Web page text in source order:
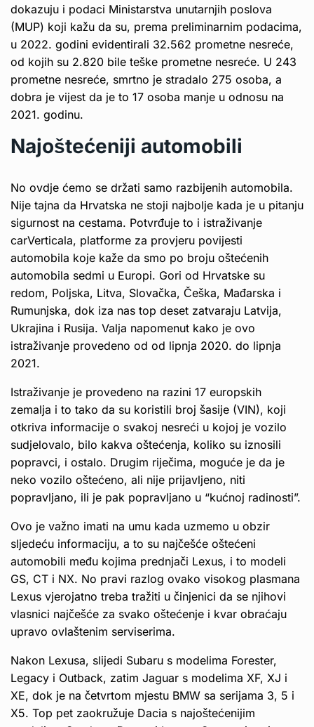
dokazuju i podaci Ministarstva unutarnjih poslova
(MUP) koji kažu da su, prema preliminarnim podacima,
u 2022. godini evidentirali 32.562 prometne nesreće,
od kojih su 2.820 bile teške prometne nesreće. U 243
prometne nesreće, smrtno je stradalo 275 osoba, a
dobra je vijest da je to 17 osoba manje u odnosu na
2021. godinu.
Najoštećeniji automobili
No ovdje ćemo se držati samo razbijenih automobila.
Nije tajna da Hrvatska ne stoji najbolje kada je u pitanju
sigurnost na cestama. Potvrđuje to i istraživanje
carVerticala, platforme za provjeru povijesti
automobila koje kaže da smo po broju oštećenih
automobila sedmi u Europi. Gori od Hrvatske su
redom, Poljska, Litva, Slovačka, Češka, Mađarska i
Rumunjska, dok iza nas top deset zatvaraju Latvija,
Ukrajina i Rusija. Valja napomenut kako je ovo
istraživanje provedeno od od lipnja 2020. do lipnja
2021.
Istraživanje je provedeno na razini 17 europskih
zemalja i to tako da su koristili broj šasije (VIN), koji
otkriva informacije o svakoj nesreći u kojoj je vozilo
sudjelovalo, bilo kakva oštećenja, koliko su iznosili
popravci, i ostalo. Drugim riječima, moguće je da je
neko vozilo oštećeno, ali nije prijavljeno, niti
popravljano, ili je pak popravljano u “kućnoj radinosti”.
Ovo je važno imati na umu kada uzmemo u obzir
sljedeću informaciju, a to su najčešće oštećeni
automobili među kojima prednjači Lexus, i to modeli
GS, CT i NX. No pravi razlog ovako visokog plasmana
Lexus vjerojatno treba tražiti u činjenici da se njihovi
vlasnici najčešće za svako oštećenje i kvar obraćaju
upravo ovlaštenim serviserima.
Nakon Lexusa, slijedi Subaru s modelima Forester,
Legacy i Outback, zatim Jaguar s modelima XF, XJ i
XE, dok je na četvrtom mjestu BMW sa serijama 3, 5 i
X5. Top pet zaokružuje Dacia s najoštećenijim